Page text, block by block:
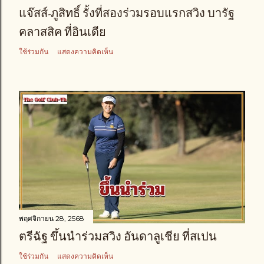
แจ๊สส์-ภูสิทธิ์ รั้งที่สองร่วมรอบแรกสวิง บารัฐ
คลาสสิค ที่อินเดีย
ใช้ร่วมกัน แสดงความคิดเห็น
พฤศจิกายน 28, 2568
ตรีฉัฐ ขึ้นนำร่วมสวิง อันดาลูเชีย ที่สเปน
ใช้ร่วมกัน แสดงความคิดเห็น